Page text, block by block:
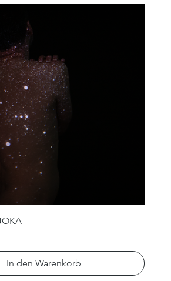
In den Warenkorb